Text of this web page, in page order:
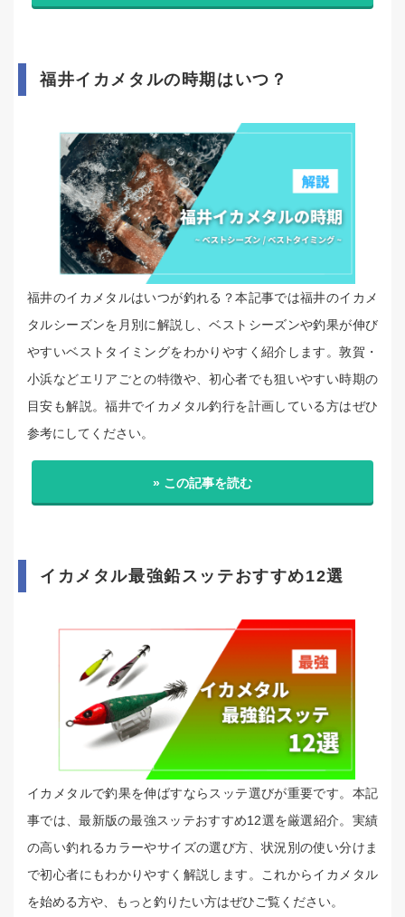
福井イカメタルの時期はいつ？
福井のイカメタルはいつが釣れる？本記事では福井のイカメ
タルシーズンを月別に解説し、ベストシーズンや釣果が伸び
やすいベストタイミングをわかりやすく紹介します。敦賀・
小浜などエリアごとの特徴や、初心者でも狙いやすい時期の
目安も解説。福井でイカメタル釣行を計画している方はぜひ
参考にしてください。
» この記事を読む
イカメタル最強鉛スッテおすすめ12選
イカメタルで釣果を伸ばすならスッテ選びが重要です。本記
事では、最新版の最強スッテおすすめ12選を厳選紹介。実績
の高い釣れるカラーやサイズの選び方、状況別の使い分けま
で初心者にもわかりやすく解説します。これからイカメタル
を始める方や、もっと釣りたい方はぜひご覧ください。